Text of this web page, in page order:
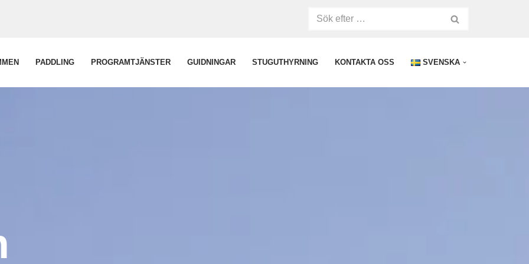
PADDLING PROGRAMTJÄNSTER GUIDNINGAR STUGUTHYRNING KONTAKTA OSS SVENSKA